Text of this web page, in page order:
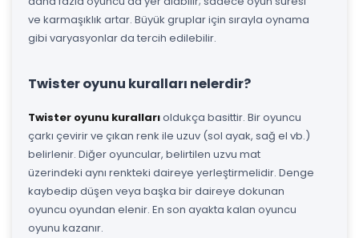
ve karmaşıklık artar. Büyük gruplar için sırayla oynama
gibi varyasyonlar da tercih edilebilir.
Twister oyunu kuralları nelerdir?
Twister oyunu kurallarıoldukça basittir. Bir oyuncu
çarkı çevirir ve çıkan renk ile uzuv (sol ayak, sağ el vb.)
belirlenir. Diğer oyuncular, belirtilen uzvu mat
üzerindeki aynı renkteki daireye yerleştirmelidir. Denge
kaybedip düşen veya başka bir daireye dokunan
oyuncu oyundan elenir. En son ayakta kalan oyuncu
oyunu kazanır.